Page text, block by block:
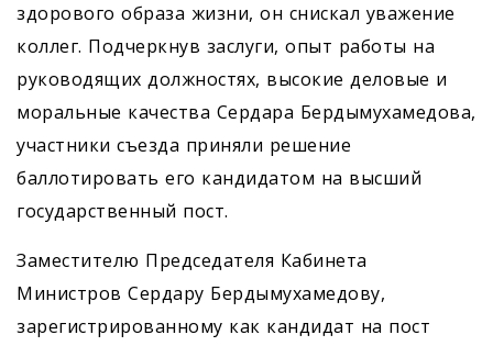
здорового образа жизни, он снискал уважение
коллег. Подчеркнув заслуги, опыт работы на
руководящих должностях, высокие деловые и
моральные качества ­Сердара Бердымухамедова,
участники съезда приняли решение
баллотировать его кандидатом на высший
государственный пост.
Заместителю Председателя Кабинета
Министров Сердару Бердымухамедову,
зарегистрированному как кандидат на пост